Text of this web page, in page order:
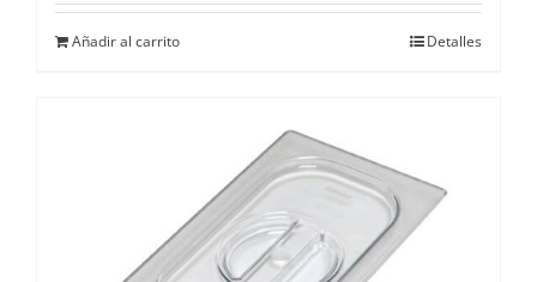
Añadir al carrito Detalles